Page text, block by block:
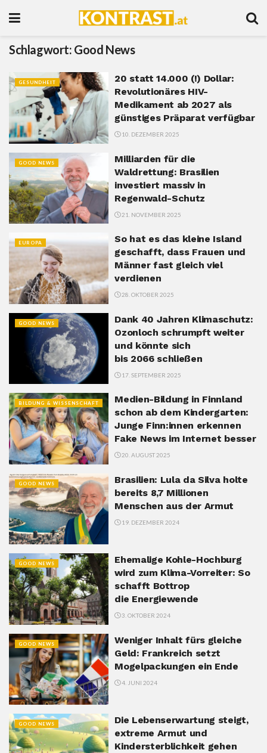
Schlagwort: Good News
GESUNDHEIT
20 statt 14.000 (!) Dollar:
Revolutionäres HIV-
Medikament ab 2027 als
günstiges Präparat verfügbar
10. DEZEMBER 2025
GOOD NEWS
Milliarden für die
Waldrettung: Brasilien
investiert massiv in
Regenwald-Schutz
21. NOVEMBER 2025
EUROPA
So hat es das kleine Island
geschafft, dass Frauen und
Männer fast gleich viel
verdienen
28. OKTOBER 2025
GOOD NEWS
Dank 40 Jahren Klimaschutz:
Ozonloch schrumpft weiter
und könnte sich
bis 2066 schließen
17. SEPTEMBER 2025
BILDUNG & WISSENSCHAFT
Medien-Bildung in Finnland
schon ab dem Kindergarten:
Junge Finn:innen erkennen
Fake News im Internet besser
20. AUGUST 2025
GOOD NEWS
Brasilien: Lula da Silva holte
bereits 8,7 Millionen
Menschen aus der Armut
19. DEZEMBER 2024
GOOD NEWS
Ehemalige Kohle-Hochburg
wird zum Klima-Vorreiter: So
schafft Bottrop
die Energiewende
3. OKTOBER 2024
GOOD NEWS
Weniger Inhalt fürs gleiche
Geld: Frankreich setzt
Mogelpackungen ein Ende
4. JUNI 2024
GOOD NEWS
Die Lebenserwartung steigt,
extreme Armut und
Kindersterblichkeit gehen